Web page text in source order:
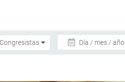
Día / mes / año